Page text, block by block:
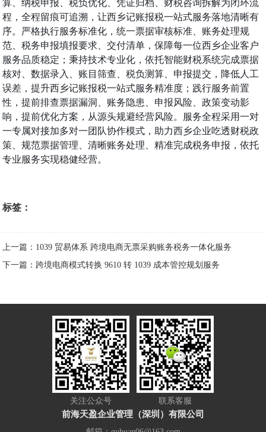
程，全程留痕可追溯，让西乡记账报税一站式服务落地清晰有
序。严格执行服务标准化，统一票据审核标准、账务处理规
范、税务申报填报要求、交付清单，保障每一位西乡企业客户
服务品质稳定；秉持技术专业化，依托智能财税系统完成票据
核对、数据录入、账目筛查、税负测算、申报提交，降低人工
误差，提升西乡记账报税一站式服务精准度；践行服务前置
性，提前排查票据漏洞、账务隐患、申报风险、政策变动影
响，提前优化方案，从源头规避经营风险。服务全程采用一对
一专属对接加多对一团队协作模式，助力西乡企业吃透财税政
策、规范票据管理、清晰账务处理、精准完成税务申报，依托
专业服务实现稳健经营。
标签：
上一篇：1039 贸易体系 跨境电商无票采购账务税务一体化服务
下一篇：跨境电商模式转换 9610 转 1039 成本管控规划服务
关注公众号 联系客服
前海天盈企业管理（深圳）有限公司